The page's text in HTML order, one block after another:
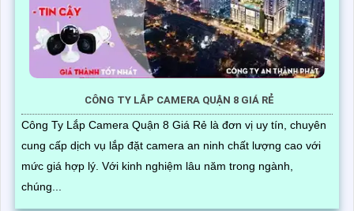
CÔNG TY LẮP CAMERA QUẬN 8 GIÁ RẺ
Công Ty Lắp Camera Quận 8 Giá Rẻ là đơn vị uy tín, chuyên
cung cấp dịch vụ lắp đặt camera an ninh chất lượng cao với
mức giá hợp lý. Với kinh nghiệm lâu năm trong ngành,
chúng...